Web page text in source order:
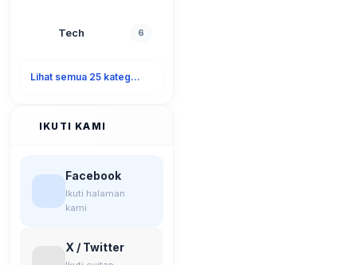
Tech 6
Lihat semua 25 kategori
IKUTI KAMI
Facebook
Ikuti halaman
kami
X / Twitter